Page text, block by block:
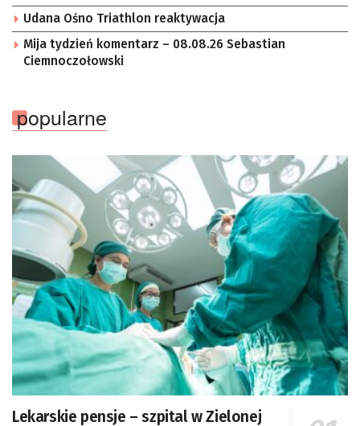
Udana Ośno Triathlon reaktywacja
Mija tydzień komentarz – 08.08.26 Sebastian
Ciemnoczołowski
popularne
Lekarskie pensje – szpital w Zielonej